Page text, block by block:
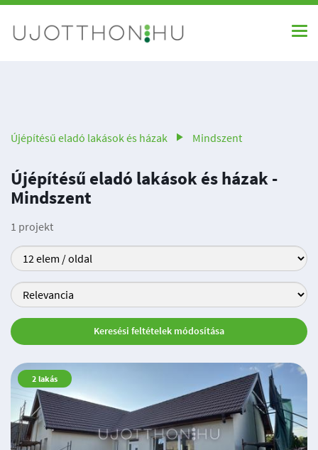
Újépítésű eladó lakások és házak Mindszent
Újépítésű eladó lakások és házak -
Mindszent
1 projekt
Keresési feltételek módosítása
2 lakás